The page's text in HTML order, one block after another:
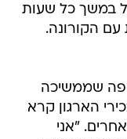
במשך כל שעות
הקורונה.
שממשיכה
הארגון קרא
"אני